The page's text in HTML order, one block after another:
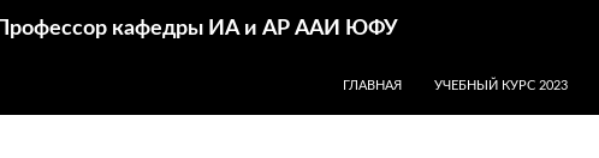
Профессор кафедры ИА и АР ААИ ЮФУ
ГЛАВНАЯ
УЧЕБНЫЙ КУРС 2023